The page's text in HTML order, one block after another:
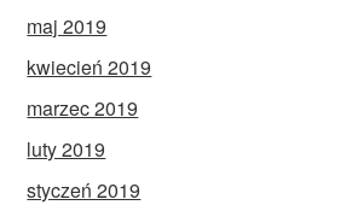
maj 2019
kwiecień 2019
marzec 2019
luty 2019
styczeń 2019